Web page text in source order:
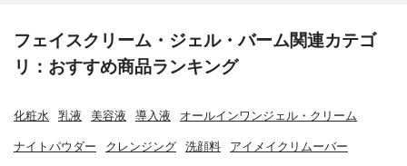
フェイスクリーム・ジェル・バーム関連カテゴ
リ：おすすめ商品ランキング
化粧水 乳液 美容液 導入液 オールインワンジェル・クリーム
ナイトパウダー クレンジング 洗顔料 アイメイクリムーバー